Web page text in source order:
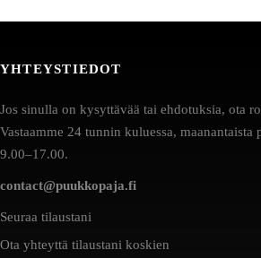
YHTEYSTIEDOT
Jos sinulla on kysyttävää tai ehdotuksia, ota
Vastaamme 24 tunnin kuluessa, maanantaista
9.00–17.00.
contact@puukkopaja.fi
Seuraa tilaustani
Ota yhteyttä tilaustani koskien